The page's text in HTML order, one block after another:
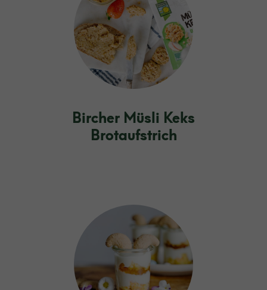
Bircher Müsli Keks
Brotaufstrich